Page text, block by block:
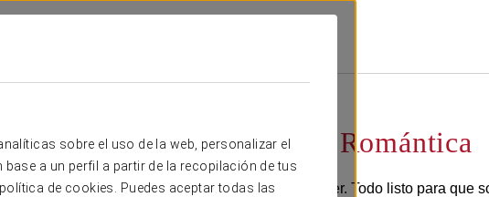
sobre el uso de la web, personalizar el
a un perfil a partir de la recopilación de tus
de cookies. Puedes aceptar todas las
Experiencia Romántica
Detalles para sorprender. Todo listo para que